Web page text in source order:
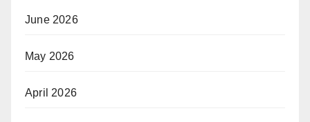
June 2026
May 2026
April 2026